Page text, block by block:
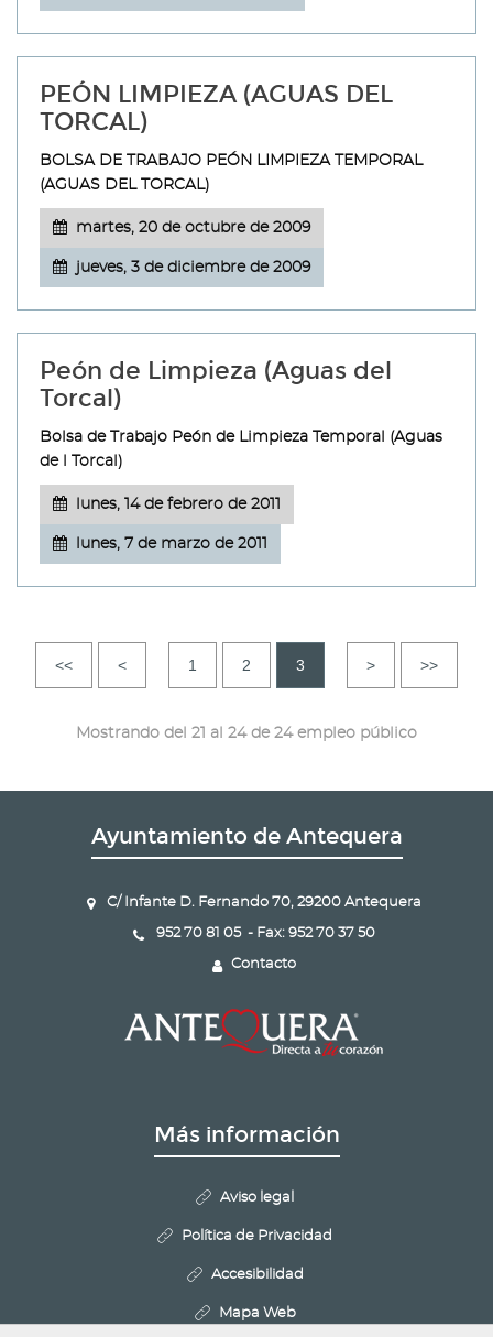
PEÓN LIMPIEZA (AGUAS DEL
TORCAL)
BOLSA DE TRABAJO PEÓN LIMPIEZA TEMPORAL
(AGUAS DEL TORCAL)
martes, 20 de octubre de 2009
jueves, 3 de diciembre de 2009
Peón de Limpieza (Aguas del
Torcal)
Bolsa de Trabajo Peón de Limpieza Temporal (Aguas
de l Torcal)
lunes, 14 de febrero de 2011
lunes, 7 de marzo de 2011
<< < 1 2 3 > >>
Mostrando del 21 al 24 de 24 empleo público
Ayuntamiento de Antequera
C/ Infante D. Fernando 70, 29200 Antequera
952 70 81 05 - Fax: 952 70 37 50
Contacto
Más información
Aviso legal
Política de Privacidad
Accesibilidad
Mapa Web